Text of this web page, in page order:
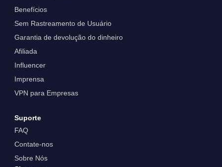
Benefícios
Sem Rastreamento de Usuário
Garantia de devolução do dinheiro
Afiliada
Influencer
Imprensa
VPN para Empresas
Suporte
FAQ
Contate-nos
Sobre Nós